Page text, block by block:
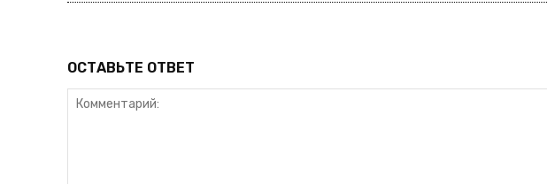
ОСТАВЬТЕ ОТВЕТ